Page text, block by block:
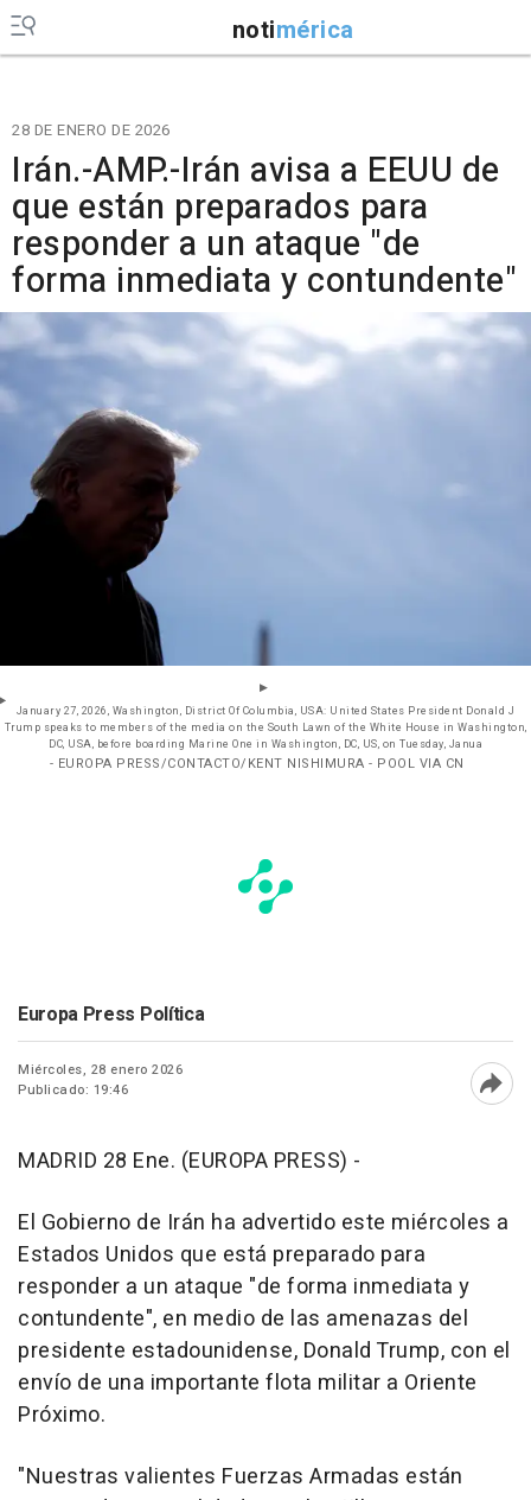
notimérica
28 DE ENERO DE 2026
Irán.-AMP.-Irán avisa a EEUU de
que están preparados para
responder a un ataque "de
forma inmediata y contundente"
January 27, 2026, Washington, District Of Columbia, USA: United States President Donald J
Trump speaks to members of the media on the South Lawn of the White House in Washington,
DC, USA, before boarding Marine One in Washington, DC, US, on Tuesday, Janua
- EUROPA PRESS/CONTACTO/KENT NISHIMURA - POOL VIA CN
Europa Press Política
Miércoles, 28 enero 2026
Publicado: 19:46
MADRID 28 Ene. (EUROPA PRESS) -
El Gobierno de Irán ha advertido este miércoles a
Estados Unidos que está preparado para
responder a un ataque "de forma inmediata y
contundente", en medio de las amenazas del
presidente estadounidense, Donald Trump, con el
envío de una importante flota militar a Oriente
Próximo.
"Nuestras valientes Fuerzas Armadas están